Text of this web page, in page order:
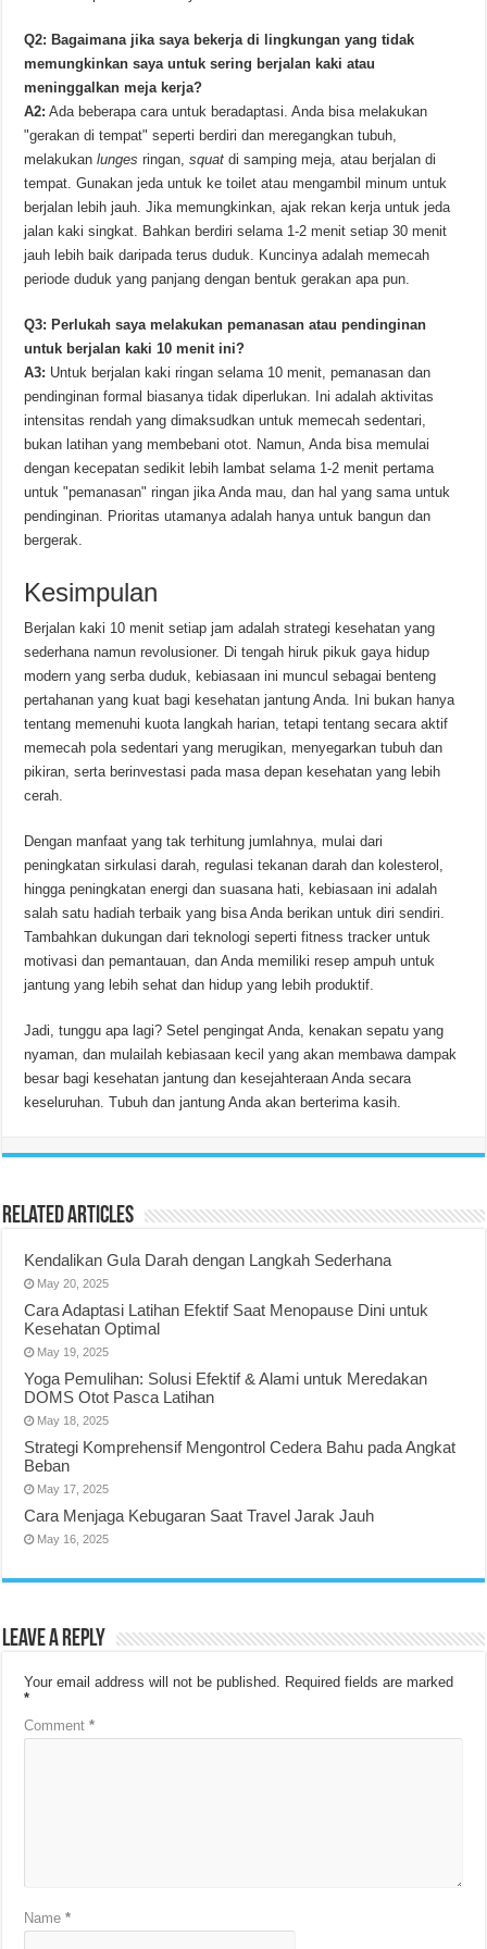
Q2: Bagaimana jika saya bekerja di lingkungan yang tidak
memungkinkan saya untuk sering berjalan kaki atau
meninggalkan meja kerja?
A2: Ada beberapa cara untuk beradaptasi. Anda bisa melakukan
"gerakan di tempat" seperti berdiri dan meregangkan tubuh,
melakukanlunges ringan,squat di samping meja, atau berjalan di
tempat. Gunakan jeda untuk ke toilet atau mengambil minum untuk
berjalan lebih jauh. Jika memungkinkan, ajak rekan kerja untuk jeda
jalan kaki singkat. Bahkan berdiri selama 1-2 menit setiap 30 menit
jauh lebih baik daripada terus duduk. Kuncinya adalah memecah
periode duduk yang panjang dengan bentuk gerakan apa pun.
Q3: Perlukah saya melakukan pemanasan atau pendinginan
untuk berjalan kaki 10 menit ini?
A3: Untuk berjalan kaki ringan selama 10 menit, pemanasan dan
pendinginan formal biasanya tidak diperlukan. Ini adalah aktivitas
intensitas rendah yang dimaksudkan untuk memecah sedentari,
bukan latihan yang membebani otot. Namun, Anda bisa memulai
dengan kecepatan sedikit lebih lambat selama 1-2 menit pertama
untuk "pemanasan" ringan jika Anda mau, dan hal yang sama untuk
pendinginan. Prioritas utamanya adalah hanya untuk bangun dan
bergerak.
Kesimpulan
Berjalan kaki 10 menit setiap jam adalah strategi kesehatan yang
sederhana namun revolusioner. Di tengah hiruk pikuk gaya hidup
modern yang serba duduk, kebiasaan ini muncul sebagai benteng
pertahanan yang kuat bagi kesehatan jantung Anda. Ini bukan hanya
tentang memenuhi kuota langkah harian, tetapi tentang secara aktif
memecah pola sedentari yang merugikan, menyegarkan tubuh dan
pikiran, serta berinvestasi pada masa depan kesehatan yang lebih
cerah.
Dengan manfaat yang tak terhitung jumlahnya, mulai dari
peningkatan sirkulasi darah, regulasi tekanan darah dan kolesterol,
hingga peningkatan energi dan suasana hati, kebiasaan ini adalah
salah satu hadiah terbaik yang bisa Anda berikan untuk diri sendiri.
Tambahkan dukungan dari teknologi seperti fitness tracker untuk
motivasi dan pemantauan, dan Anda memiliki resep ampuh untuk
jantung yang lebih sehat dan hidup yang lebih produktif.
Jadi, tunggu apa lagi? Setel pengingat Anda, kenakan sepatu yang
nyaman, dan mulailah kebiasaan kecil yang akan membawa dampak
besar bagi kesehatan jantung dan kesejahteraan Anda secara
keseluruhan. Tubuh dan jantung Anda akan berterima kasih.
Related Articles
Kendalikan Gula Darah dengan Langkah Sederhana
May 20, 2025
Cara Adaptasi Latihan Efektif Saat Menopause Dini untuk
Kesehatan Optimal
May 19, 2025
Yoga Pemulihan: Solusi Efektif & Alami untuk Meredakan
DOMS Otot Pasca Latihan
May 18, 2025
Strategi Komprehensif Mengontrol Cedera Bahu pada Angkat
Beban
May 17, 2025
Cara Menjaga Kebugaran Saat Travel Jarak Jauh
May 16, 2025
Leave a Reply
Your email address will not be published. Required fields are marked
*
Comment*
Name*